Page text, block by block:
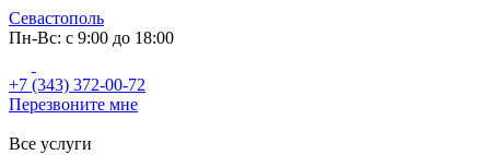
Севастополь
Пн-Вс: с 9:00 до 18:00
+7 (343) 372-00-72
Перезвоните мне
Все услуги